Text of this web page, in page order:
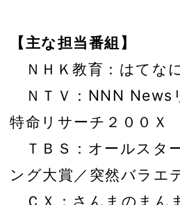
【主な担当番組】
ＮＨＫ教育：はてな
ＮＴＶ：NNN News
特命リサーチ２００Ｘ
ＴＢＳ：オールスタ
ング大賞／突然バラエ
ＣＸ：さんまのまん